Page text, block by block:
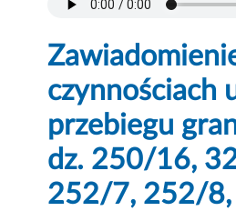
czynnościach
przebiegu
dz. 250/16,
252/7, 252/